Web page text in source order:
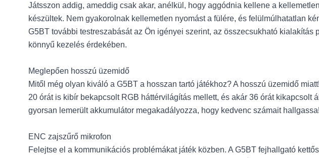
Játsszon addig, ameddig csak akar, anélkül, hogy aggódnia kellene a
készültek. Nem gyakorolnak kellemetlen nyomást a fülére, és felülmúlhatatlan
G5BT további testreszabását az Ön igényei szerint, az összecsukható
könnyű kezelés érdekében.
Meglepően hosszú üzemidő
Mitől még olyan kiváló a G5BT a hosszan tartó játékhoz? A hosszú üzemidő
20 órát is kibír bekapcsolt RGB háttérvilágítás mellett, és akár 36 órát
gyorsan lemerült akkumulátor megakadályozza, hogy kedvenc számait hallgassa!
ENC zajszűrő mikrofon
Felejtse el a kommunikációs problémákat játék közben. A G5BT fejhallgató